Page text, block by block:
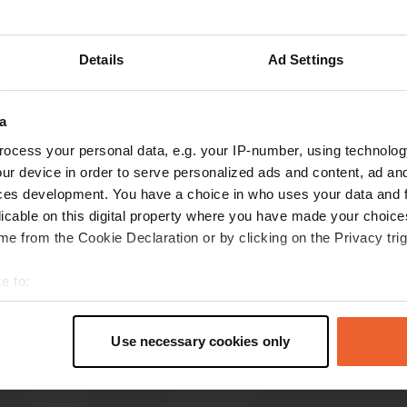
Details Ad Settings
your personal data, e.g. your IP-number, using
device in order to serve personalized ads and content, ad
development. You have a choice in who uses your data and
on this digital property where you have made your
from the Cookie Declaration or by clicking on the Privacy
to:
geographical location which can be accurate to within
personal data is processed and set your preferences in the
Use necessary cookies only
Mostra di più
FlipJet
Ottimo posto tranquillo per camper, niente da
fare. Non abbiamo bisogno di una connessione
disponibili acqua e scarico.